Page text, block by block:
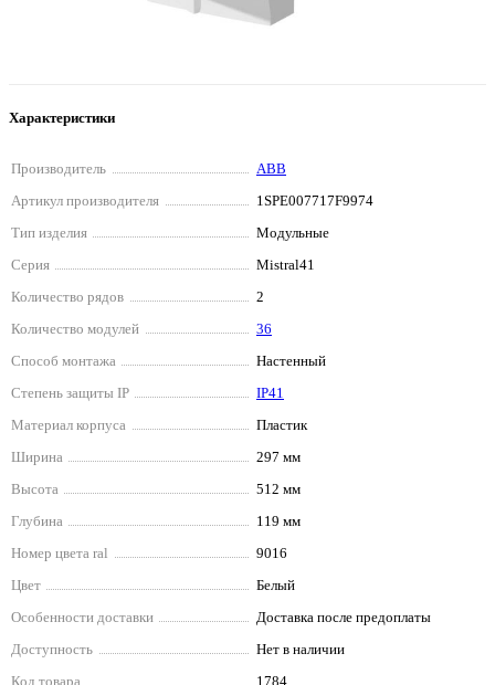
Характеристики
Производитель
ABB
Артикул производителя
1SPE007717F9974
Тип изделия
Модульные
Серия
Mistral41
Количество рядов
2
Количество модулей
36
Способ монтажа
Настенный
Степень защиты IP
IP41
Материал корпуса
Пластик
Ширина
297 мм
Высота
512 мм
Глубина
119 мм
Номер цвета ral
9016
Цвет
Белый
Особенности доставки
Доставка после предоплаты
Доступность
Нет в наличии
Код товара
1784